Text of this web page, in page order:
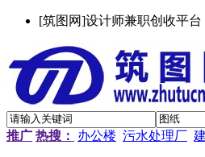
[筑图网]设计师兼职创收平台
推广 热搜： 办公楼 污水处理厂